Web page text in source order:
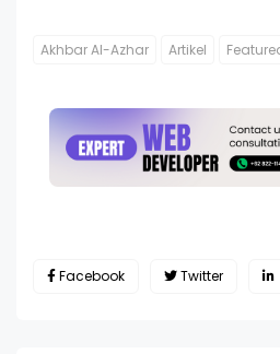
Akhbar Al-Azhar Artikel
Facebook Twitter